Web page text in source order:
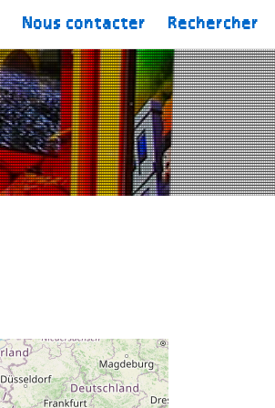
Nous contacter Rechercher